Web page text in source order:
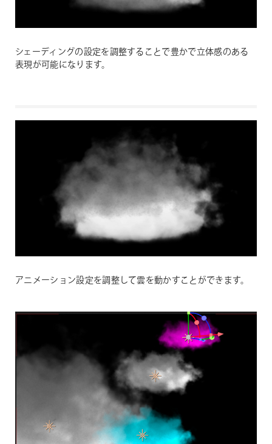
シェーディングの設定を調整することで豊かで立体感のある
表現が可能になります。
アニメーション設定を調整して雲を動かすことができます。